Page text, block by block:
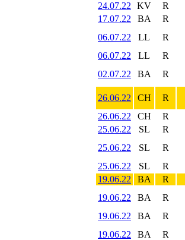
24.07.22
KV R
17.07.22
BA R
06.07.22
LL R
06.07.22
LL R
02.07.22
BA R
26.06.22 CH R
26.06.22
CH R
25.06.22
SL R
25.06.22
SL R
25.06.22
SL R
19.06.22
BA R
19.06.22
BA R
19.06.22
BA R
19.06.22
BA R